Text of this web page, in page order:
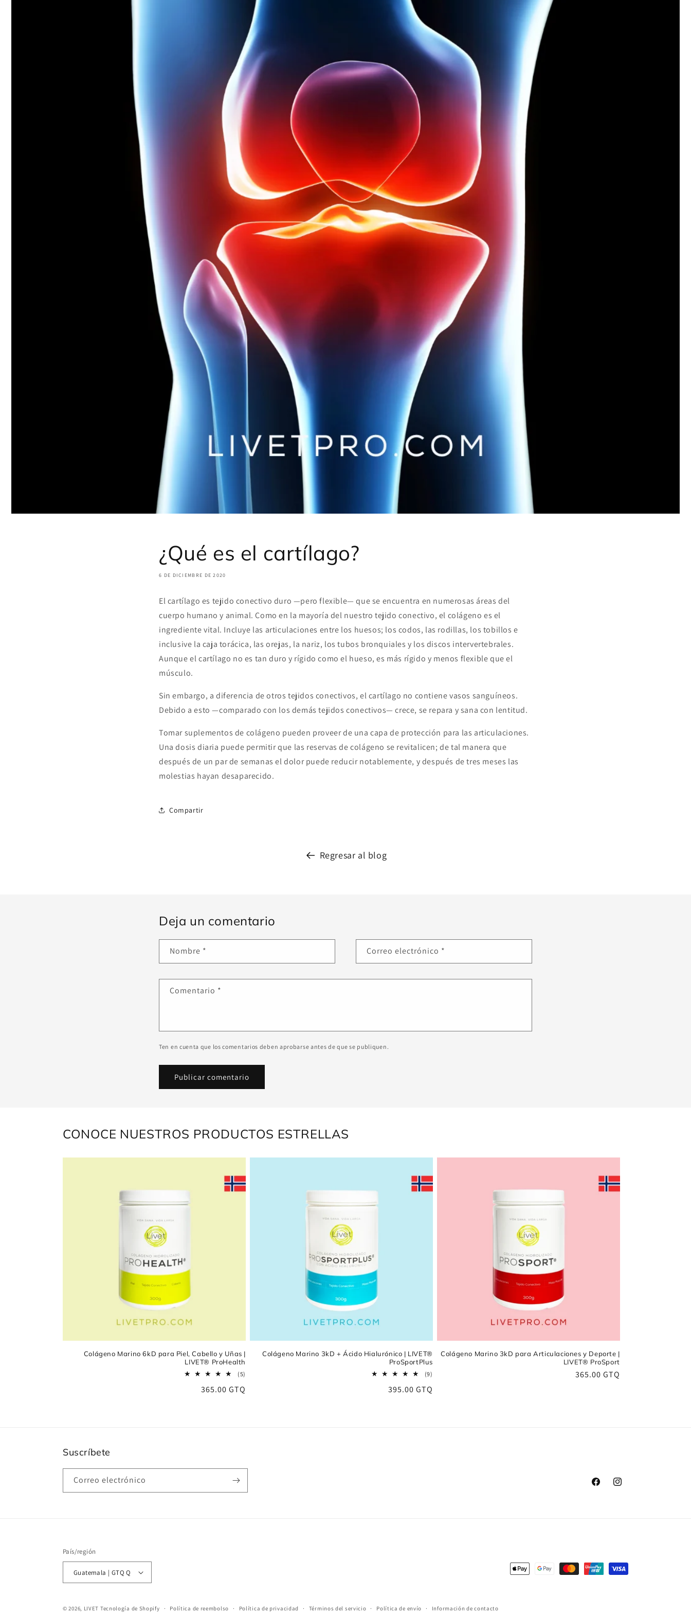
¿Qué es el cartílago?
6 DE DICIEMBRE DE 2020
El cartílago es tejido conectivo duro —pero flexible— que se encuentra en numerosas áreas del
cuerpo humano y animal. Como en la mayoría del nuestro tejido conectivo, el colágeno es el
ingrediente vital. Incluye las articulaciones entre los huesos; los codos, las rodillas, los tobillos e
inclusive la caja torácica, las orejas, la nariz, los tubos bronquiales y los discos intervertebrales.
Aunque el cartílago no es tan duro y rígido como el hueso, es más rígido y menos flexible que el
músculo.
Sin embargo, a diferencia de otros tejidos conectivos, el cartílago no contiene vasos sanguíneos.
Debido a esto —comparado con los demás tejidos conectivos— crece, se repara y sana con lentitud.
Tomar suplementos de colágeno pueden proveer de una capa de protección para las articulaciones.
Una dosis diaria puede permitir que las reservas de colágeno se revitalicen; de tal manera que
después de un par de semanas el dolor puede reducir notablemente, y después de tres meses las
molestias hayan desaparecido.
Compartir
Regresar al blog
Deja un comentario
Nombre * Correo electrónico *
Comentario *
Ten en cuenta que los comentarios deben aprobarse antes de que se publiquen.
CONOCE NUESTROS PRODUCTOS ESTRELLAS
Colágeno Marino 6kD para Piel, Cabello y Uñas |
LIVET® ProHealth
(5)
Precio
365.00 GTQ
Colágeno Marino 3kD + Ácido Hialurónico | LIVET®
ProSportPlus
(9)
Precio
395.00 GTQ
Colágeno Marino 3kD para Articulaciones y Deporte |
LIVET® ProSport
Precio
365.00 GTQ
Suscríbete
Correo electrónico
FacebookInstagram
País/región
Guatemala | GTQ Q
Formas
© 2026, LIVET Tecnología de Shopify Política de reembolso Política de privacidad Términos del servicio Política de envío Información de contacto